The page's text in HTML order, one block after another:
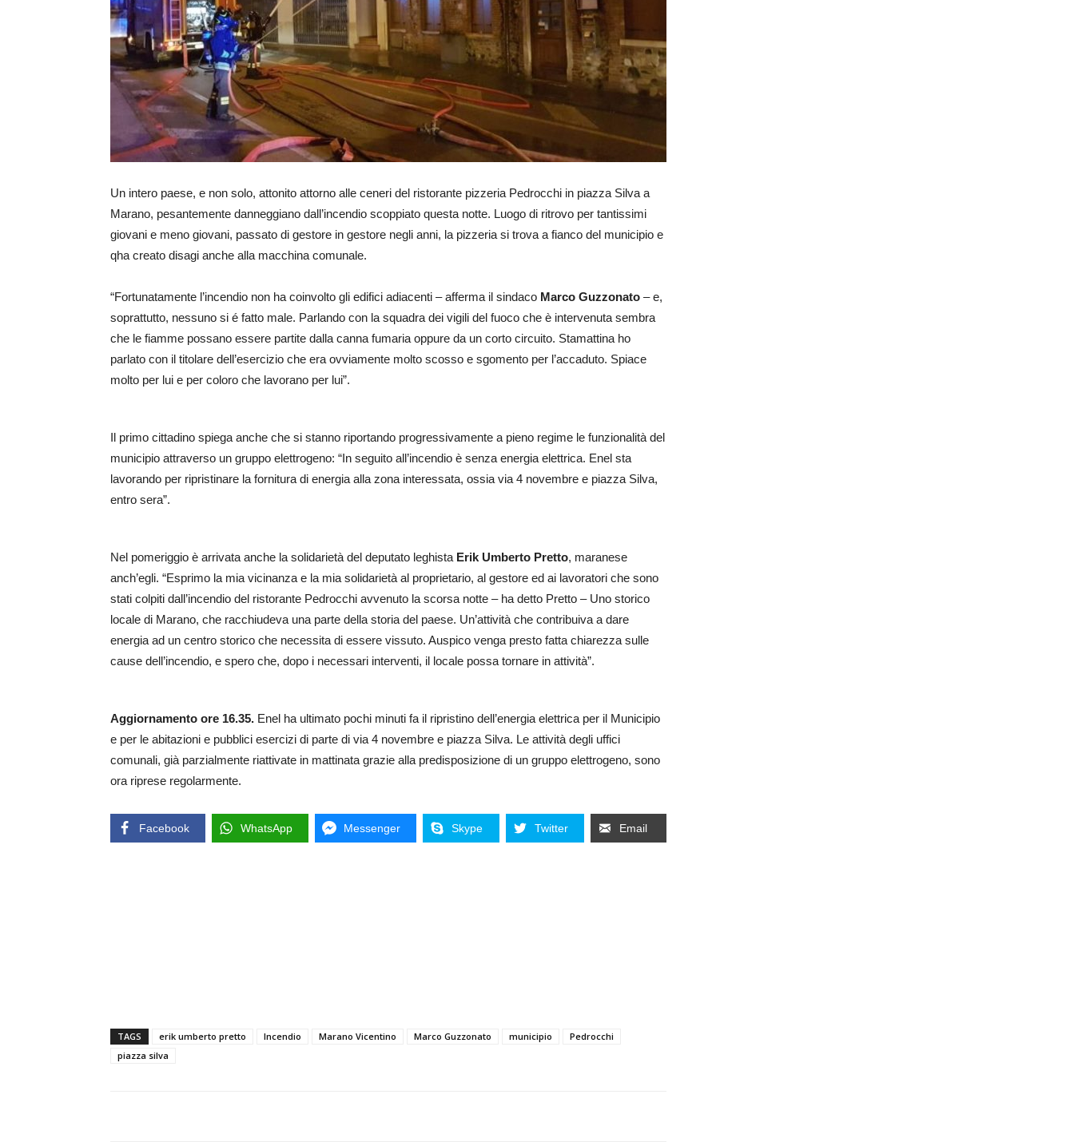
Un intero paese, e non solo, attonito attorno alle ceneri del ristorante pizzeria Pedrocchi in piazza Silva a
Marano, pesantemente danneggiano dall’incendio scoppiato questa notte. Luogo di ritrovo per tantissimi
giovani e meno giovani, passato di gestore in gestore negli anni, la pizzeria si trova a fianco del municipio e
qha creato disagi anche alla macchina comunale.
“Fortunatamente l’incendio non ha coinvolto gli edifici adiacenti – afferma il sindaco Marco Guzzonato – e,
soprattutto, nessuno si é fatto male. Parlando con la squadra dei vigili del fuoco che è intervenuta sembra
che le fiamme possano essere partite dalla canna fumaria oppure da un corto circuito. Stamattina ho
parlato con il titolare dell’esercizio che era ovviamente molto scosso e sgomento per l’accaduto. Spiace
molto per lui e per coloro che lavorano per lui”.
Il primo cittadino spiega anche che si stanno riportando progressivamente a pieno regime le funzionalità del
municipio attraverso un gruppo elettrogeno: “In seguito all’incendio è senza energia elettrica. Enel sta
lavorando per ripristinare la fornitura di energia alla zona interessata, ossia via 4 novembre e piazza Silva,
entro sera”.
Nel pomeriggio è arrivata anche la solidarietà del deputato leghista Erik Umberto Pretto, maranese
anch’egli. “Esprimo la mia vicinanza e la mia solidarietà al proprietario, al gestore ed ai lavoratori che sono
stati colpiti dall’incendio del ristorante Pedrocchi avvenuto la scorsa notte – ha detto Pretto – Uno storico
locale di Marano, che racchiudeva una parte della storia del paese. Un’attività che contribuiva a dare
energia ad un centro storico che necessita di essere vissuto. Auspico venga presto fatta chiarezza sulle
cause dell’incendio, e spero che, dopo i necessari interventi, il locale possa tornare in attività”.
Aggiornamento ore 16.35. Enel ha ultimato pochi minuti fa il ripristino dell’energia elettrica per il Municipio
e per le abitazioni e pubblici esercizi di parte di via 4 novembre e piazza Silva. Le attività degli uffici
comunali, già parzialmente riattivate in mattinata grazie alla predisposizione di un gruppo elettrogeno, sono
ora riprese regolarmente.
Facebook WhatsApp Messenger Skype Twitter Email
TAGS erik umberto pretto Incendio Marano Vicentino Marco Guzzonato municipio
Pedrocchi
piazza silva